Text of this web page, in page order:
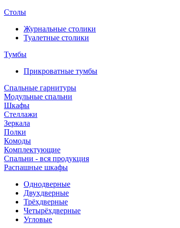
Столы
Журнальные столики
Туалетные столики
Тумбы
Прикроватные тумбы
Спальные гарнитуры
Модульные спальни
Шкафы
Стеллажи
Зеркала
Полки
Комоды
Комплектующие
Спальни - вся продукция
Распашные шкафы
Однодверные
Двухдверные
Трёхдверные
Четырёхдверные
Угловые